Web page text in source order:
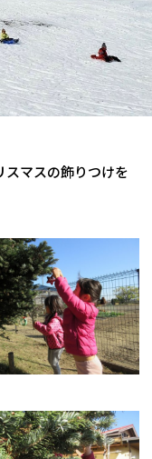
マスの飾りつけを